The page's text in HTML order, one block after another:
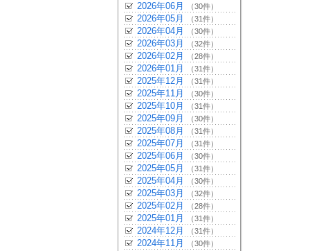
2026年06月 （30件）
2026年05月 （31件）
2026年04月 （30件）
2026年03月 （32件）
2026年02月 （28件）
2026年01月 （31件）
2025年12月 （31件）
2025年11月 （30件）
2025年10月 （31件）
2025年09月 （30件）
2025年08月 （31件）
2025年07月 （31件）
2025年06月 （30件）
2025年05月 （31件）
2025年04月 （30件）
2025年03月 （32件）
2025年02月 （28件）
2025年01月 （31件）
2024年12月 （31件）
2024年11月 （30件）